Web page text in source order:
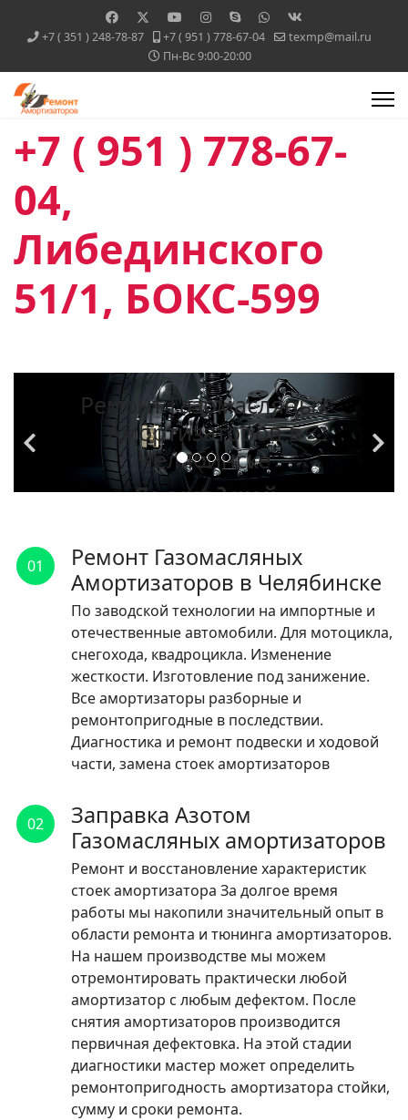
+7 ( 351 ) 248-78-87 +7 ( 951 ) 778-67-04
texmp@mail.ru
Пн-Вс 9:00-20:00
+7 ( 951 ) 778-67-
04,
Либединского
51/1, БОКС-599
Ремонт Газомасляных
Амортизаторов в
Челябинске
По заводской
импортные и
отечественные
автомобили.
ЧИТАТЬ
01
Ремонт Газомасляных
Амортизаторов в Челябинске
По заводской технологии на импортные и
отечественные автомобили. Для мотоцикла,
снегохода, квадроцикла. Изменение
жесткости. Изготовление под занижение.
Все амортизаторы разборные и
ремонтопригодные в последствии.
Диагностика и ремонт подвески и ходовой
части, замена стоек амортизаторов
02
Заправка Азотом
Газомасляных амортизаторов
Ремонт и восстановление характеристик
стоек амортизатора За долгое время
работы мы накопили значительный опыт в
области ремонта и тюнинга амортизаторов.
На нашем производстве мы можем
отремонтировать практически любой
амортизатор с любым дефектом. После
снятия амортизаторов производится
первичная дефектовка. На этой стадии
диагностики мастер может определить
ремонтопригодность амортизатора стойки,
сумму и сроки ремонта.